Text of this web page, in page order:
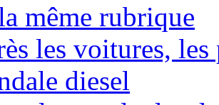
même rubrique
les voitures,
diesel